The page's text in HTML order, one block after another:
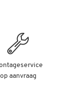
op aanvraag